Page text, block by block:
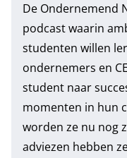
De Ondernemend
podcast waarin
studenten willen
ondernemers en
student naar
momenten in hun
worden ze nu nog
adviezen hebben